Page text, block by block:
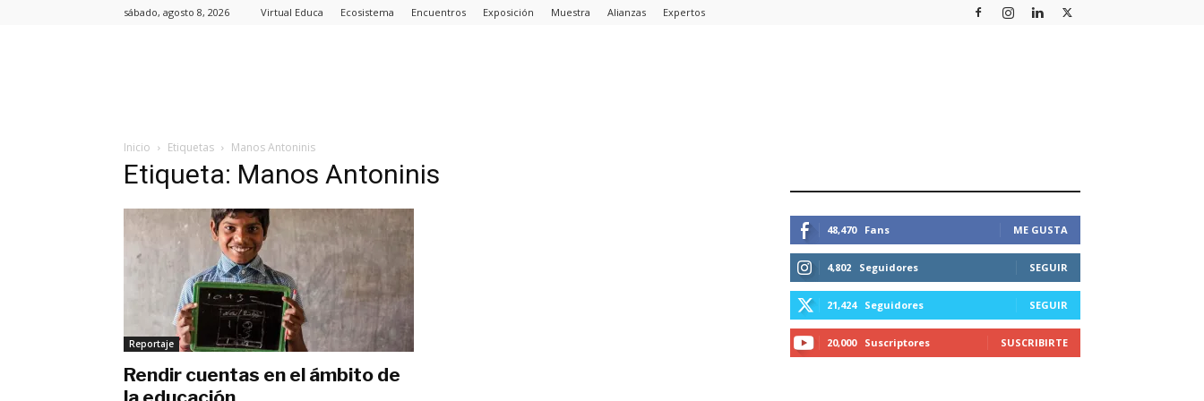
sábado, agosto 8, 2026 Virtual Educa Ecosistema Encuentros Exposición Muestra Alianzas Expertos
Inicio Etiquetas Manos Antoninis
Etiqueta: Manos Antoninis
Reportaje
Rendir cuentas en el ámbito de
48,470 Fans ME GUSTA
4,802 Seguidores SEGUIR
21,424 Seguidores SEGUIR
20,000 Suscriptores SUSCRIBIRTE